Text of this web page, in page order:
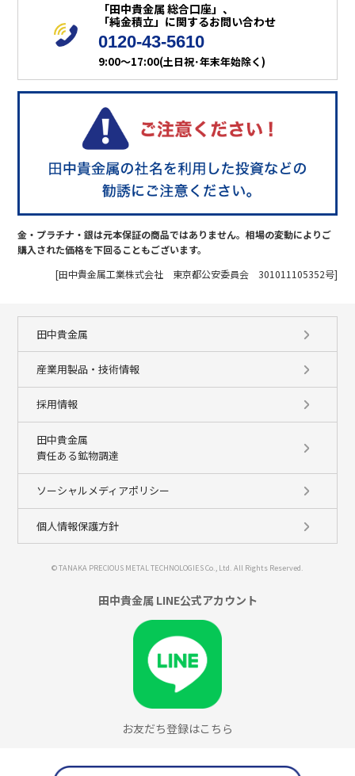
「田中貴金属 総合口座」、
「純金積立」に関するお問い合わせ
0120-43-5610
9:00～17:00(土日祝･年末年始除く)
金・プラチナ・銀は元本保証の商品ではありません。相場の変動によりご
購入された価格を下回ることもございます。
[田中貴金属工業株式会社 東京都公安委員会 301011105352号]
田中貴金属
産業用製品・技術情報
採用情報
田中貴金属
責任ある鉱物調達
ソーシャルメディアポリシー
個人情報保護方針
© TANAKA PRECIOUS METAL TECHNOLOGIES Co., Ltd. All Rights Reserved.
田中貴金属 LINE公式アカウント
お友だち登録はこちら